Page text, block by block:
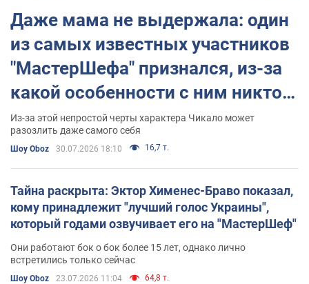
По состоянию на 2025 год в эфир телеканала СТБ выпустили
16 сезонов "МастерШеф",
а также два сезона ответвления
"МастерШеф: дети", один сезон "МастерШеф: подростки",
спецвыпусков"МастерШеф. CELEBRITY".
Судьи и победители "МастерШеф"
Бессменный главный судья шоу "МастерШеф":Эктор Хименес-
Браво.
Тищенко, Анфиса Чехова,Жанна Бадоева и другие.
Победители всех сезонов "МастерШеф" являются:
Второй сезон: Елизавета Глинская.
Даже мама не выдержала: один
из самых известных участников
"МастерШефа" признался, из-за
какой особенности с ним никто
не хочет жить
Из-за этой непростой черты характера Чикало может
разозлить даже самого себя
Шоу Oboz 30.07.2026 18:10 16,7 т.
Тайна раскрыта: Эктор Хименес-Браво показал,
кому принадлежит "лучший голос Украины",
который годами озвучивает его на "МастерШеф"
Они работают бок о бок более 15 лет, однако лично
встретились только сейчас
Шоу Oboz 23.07.2026 11:04 64,8 т.